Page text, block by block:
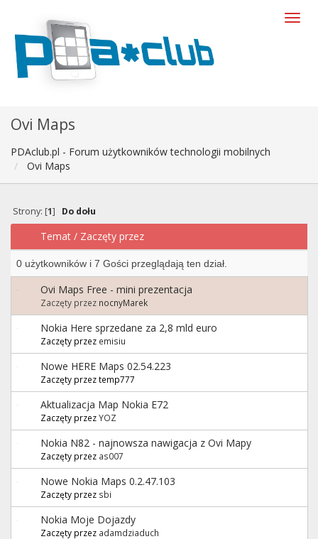
Ovi Maps
PDAclub.pl - Forum użytkowników technologii mobilnych
Ovi Maps
Strony: [1] Do dołu
Temat / Zaczęty przez
0 użytkowników i 7 Gości przeglądają ten dział.
Ovi Maps Free - mini prezentacja
Zaczęty przez nocnyMarek
Nokia Here sprzedane za 2,8 mld euro
Zaczęty przez emisiu
Nowe HERE Maps 02.54.223
Zaczęty przez temp777
Aktualizacja Map Nokia E72
Zaczęty przezYOZ
Nokia N82 - najnowsza nawigacja z Ovi Mapy
Zaczęty przez as007
Nowe Nokia Maps 0.2.47.103
Zaczęty przez sbi
Nokia Moje Dojazdy
Zaczęty przez adamdziaduch